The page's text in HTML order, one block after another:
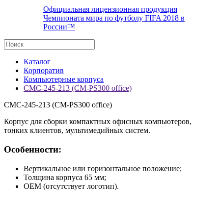
Официальная лицензионная продукция
Чемпионата мира по футболу FIFA 2018 в
России™
Каталог
Корпоратив
Компьютерные корпуса
CMC-245-213 (CM-PS300 office)
CMC-245-213 (CM-PS300 office)
Корпус для сборки компактных офисных компьютеров,
тонких клиентов, мультимедийных систем.
Особенности:
Вертикальное или горизонтальное положение;
Толщина корпуса 65 мм;
OEM (отсутствует логотип).